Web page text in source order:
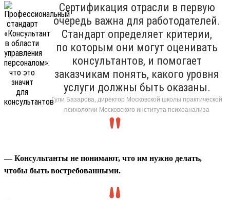
Сертификация отрасли в первую
очередь важна для работодателей.
Стандарт определяет критерии,
по которым они могут оценивать
консультантов, и помогает
заказчикам понять, какого уровня
услуги должны быть оказаны.
Гули Базарова, директор Московской школы практической
психологии Московского института психоанализа
— Консультанты не понимают, что им нужно делать,
чтобы быть востребованными.